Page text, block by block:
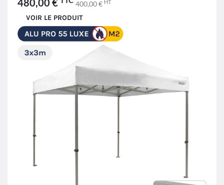
480,00 € 400,00 € HT
VOIR LE PRODUIT